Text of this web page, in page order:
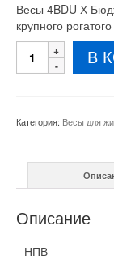
Весы 4BDU Х
крупного
Количество
товара
4BDU
1500
мм
В
Категория: Весы для
Описание
НПВ